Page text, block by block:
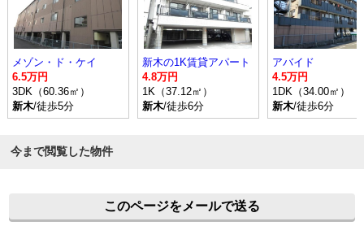
メゾン・ド・ケイ
6.5万円
3DK（60.36㎡）
新木/徒歩5分
新木の1K賃貸アパート
4.8万円
1K（37.12㎡）
新木/徒歩6分
アバイド
4.5万円
1DK（34.00㎡）
新木/徒歩6分
今まで閲覧した物件
このページをメールで送る